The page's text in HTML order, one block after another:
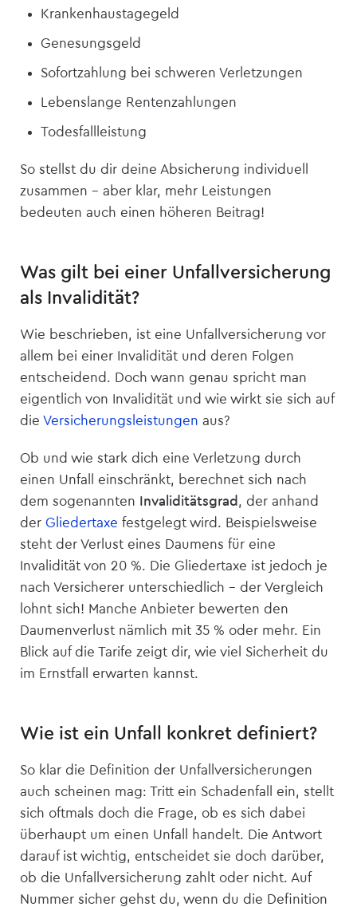
Krankenhaustagegeld
Genesungsgeld
Sofortzahlung bei schweren Verletzungen
Lebenslange Rentenzahlungen
Todesfallleistung
So stellst du dir deine Absicherung individuell
zusammen – aber klar, mehr Leistungen
bedeuten auch einen höheren Beitrag!
Was gilt bei einer Unfall­versicherung
als Invalidität?
Wie beschrieben, ist eine Unfall­versicherung vor
allem bei einer Invalidität und deren Folgen
entscheidend. Doch wann genau spricht man
eigentlich von Invalidität und wie wirkt sie sich auf
die Versicherungsleistungen aus?
Ob und wie stark dich eine Verletzung durch
einen Unfall einschränkt, berechnet sich nach
dem sogenannten Invaliditätsgrad , der anhand
der Gliedertaxe festgelegt wird. Beispielsweise
steht der Verlust eines Daumens für eine
Invalidität von 20 %. Die Gliedertaxe ist jedoch je
nach Versicherer unterschiedlich – der Vergleich
lohnt sich! Manche Anbieter bewerten den
Daumenverlust nämlich mit 35 % oder mehr. Ein
Blick auf die Tarife zeigt dir, wie viel Sicherheit du
im Ernstfall erwarten kannst.
Wie ist ein Unfall konkret definiert?
So klar die Definition der Unfall­versicherungen
auch scheinen mag: Tritt ein Schadenfall ein, stellt
sich oftmals doch die Frage, ob es sich dabei
überhaupt um einen Unfall handelt. Die Antwort
darauf ist wichtig, entscheidet sie doch darüber,
ob die Unfall­versicherung zahlt oder nicht. Auf
Nummer sicher gehst du, wenn du die Definition